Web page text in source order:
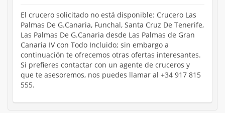
El crucero solicitado no está disponible: Crucero Las
Palmas De G.Canaria, Funchal, Santa Cruz De Tenerife,
Las Palmas De G.Canaria desde Las Palmas de Gran
Canaria IV con Todo Incluido; sin embargo a
continuación te ofrecemos otras ofertas interesantes.
Si prefieres contactar con un agente de cruceros y
que te asesoremos, nos puedes llamar al +34 917 815
555.